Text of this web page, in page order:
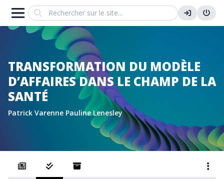
Search
TRANSFORMATION DU MODÈLE
D’AFFAIRES DANS LE CHAMP DE LA
SANTÉ
Patrick Varenne Pauline Lenesley